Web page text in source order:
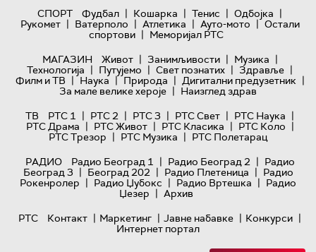
СПОРТ
Фудбал | Кошарка | Тенис | Одбојка |
Рукомет | Ватерполо | Атлетика | Ауто-мото | Остали
спортови | Меморијал РТС
МАГАЗИН
Живот | Занимљивости | Музика |
Технологијa | Путујемо | Свет познатих | Здравље |
Филм и ТВ | Наука | Природа | Дигитални предузетник |
За мале велике хероје | Наизглед здрав
ТВ
РТС 1 | РТС 2 | РТС 3 | РТС Свет | РТС Наука |
РТС Драма | РТС Живот | РТС Класика | РТС Коло |
РТС Трезор | РТС Музика | РТС Полетарац
РАДИО
Радио Београд 1 | Радио Београд 2 | Радио
Београд 3 | Београд 202 | Радио Плетеница | Радио
Рокенролер | Радио Џубокс | Радио Вртешка | Радио
Џезер | Архив
РТС
Контакт | Маркетинг | Јавне набавке | Конкурси |
Интернет портал